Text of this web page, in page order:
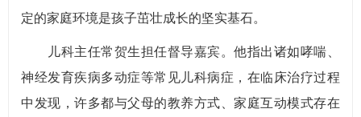
定的家庭环境是孩子茁壮成长的坚实基石。
儿科主任常贺生担任督导嘉宾。他指出诸如哮喘、
神经发育疾病多动症等常见儿科病症，在临床治疗过程
中发现，许多都与父母的教养方式、家庭互动模式存在